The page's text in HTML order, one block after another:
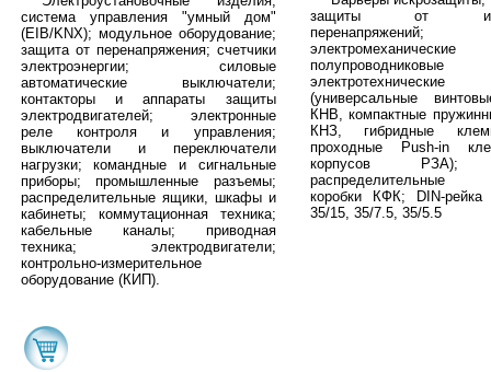
система управления "умный дом"
(EIB/KNX); модульное оборудование;
защита от перенапряжения; счетчики
электроэнергии; силовые
автоматические выключатели;
контакторы и аппараты защиты
электродвигателей; электронные
реле контроля и управления;
выключатели и переключатели
нагрузки; командные и сигнальные
приборы; промышленные разъемы;
распределительные ящики, шкафы и
кабинеты; коммутационная техника;
кабельные каналы; приводная
техника; электродвигатели;
контрольно-измерительное
оборудование (КИП).
защиты от
перенапряжений;
(универсальные
КНВ, компактные
КНЗ, гибридные
проходные Push-in
корпусов РЗА);
распределительные
коробки КФК; DIN-рейка
35/15, 35/7.5, 35/5.5